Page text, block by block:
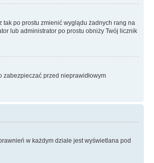
tak po prostu zmienić wyglądu żadnych rang na
lub administrator po prostu obniży Twój licznik
zabezpieczać przed nieprawidłowym
w każdym dziale jest wyświetlana pod